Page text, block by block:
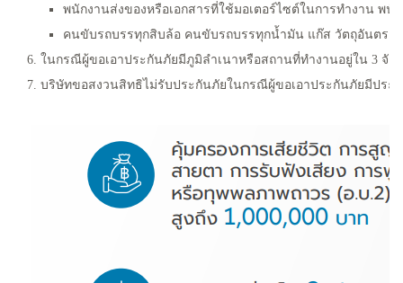
พนักงานส่งของหรือเอกสารที่ใช้มอเตอร์ไซต์ในการทํางาน พนั
คนขับรถบรรทุกสิบล้อ คนขับรถบรรทุกนํ้ามัน แก๊ส วัตถุอันตรา
6. ในกรณีผู้ขอเอาประกันภัยมีภูมิลําเนาหรือสถานที่ทํางานอยู่ใ
7. บริษัทขอสงวนสิทธิไม่รับประกันภัยในกรณีผู้ขอเอาประกัน